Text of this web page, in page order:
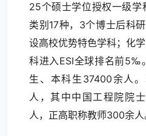
25个硕士学位授权一级学
类别17种，3个博士后科
设高校优势特色学科；化
科进入ESI全球排名前5‰
生、本科生37400余人
人，其中中国工程院院
人，正高职称教师300余人